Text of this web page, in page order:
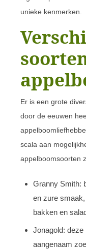
unieke kenmerken.
Er is een grote
door de eeuwen
scala aan
appelboomsoorten
Granny Smith:
en zure
bakken en
Jonagold: deze
aangenaam